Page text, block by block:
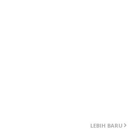
LEBIH BARU